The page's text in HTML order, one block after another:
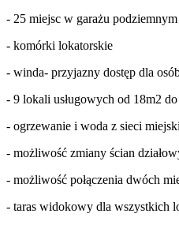
- 25 miejsc w garażu podziemnym
- komórki lokatorskie
- winda- przyjazny dostęp dla
- 9 lokali usługowych od 18m2
- ogrzewanie i woda z sieci
- możliwość zmiany ścian
- możliwość połączenia dwóch
- taras widokowy dla wszystkich